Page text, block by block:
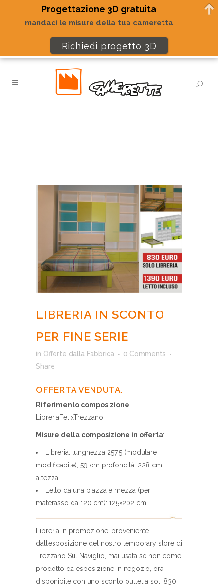
LIBRERIA IN SCONTO
PER FINE SERIE
in Offerte dalla Fabbrica
0 Comments
Share
OFFERTA VENDUTA.
Riferimento composizione:
LibreriaFelixTrezzano
Misure della composizione in offerta:
Libreria: lunghezza 257.5 (modulare
modificabile), 59 cm profondità, 228 cm
altezza.
Letto da una piazza e mezza (per
materasso da 120 cm): 125×202 cm
Libreria in promozione, proveniente
dall’esposizione del nostro temporary store di
Trezzano Sul Naviglio, mai usata se non come
prodotto da esposizione in negozio, ora
disponibile con uno sconto outlet a soli 830
Progettazione 3D gratuita
mandaci le misure della tua cameretta
Richiedi progetto 3D